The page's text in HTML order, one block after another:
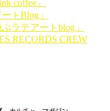
coffee』
トBlog」
ラテアートblog」
RECORDS CREW